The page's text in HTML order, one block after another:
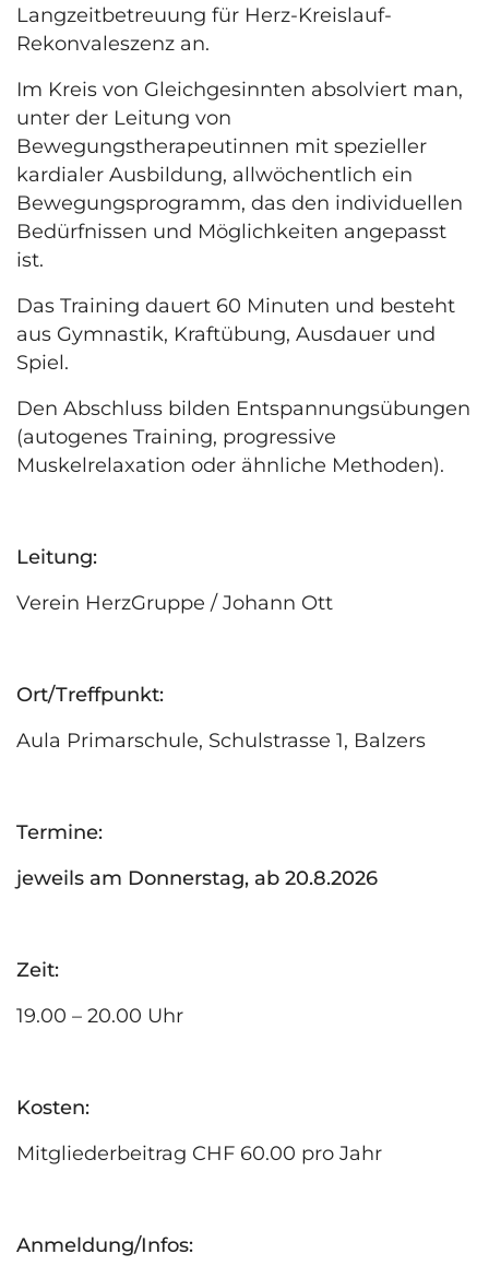
Langzeitbetreuung für Herz-Kreislauf-
Rekonvaleszenz an.
Im Kreis von Gleichgesinnten absolviert man,
unter der Leitung von
Bewegungstherapeutinnen mit spezieller
kardialer Ausbildung, allwöchentlich ein
Bewegungsprogramm, das den individuellen
Bedürfnissen und Möglichkeiten angepasst
ist.
Das Training dauert 60 Minuten und besteht
aus Gymnastik, Kraftübung, Ausdauer und
Spiel.
Den Abschluss bilden Entspannungsübungen
(autogenes Training, progressive
Muskelrelaxation oder ähnliche Methoden).
Leitung:
Verein HerzGruppe / Johann Ott
Ort/Treffpunkt:
Aula Primarschule, Schulstrasse 1, Balzers
Termine:
jeweils am Donnerstag, ab 20.8.2026
Zeit:
19.00 – 20.00 Uhr
Kosten:
Mitgliederbeitrag CHF 60.00 pro Jahr
Anmeldung/Infos: